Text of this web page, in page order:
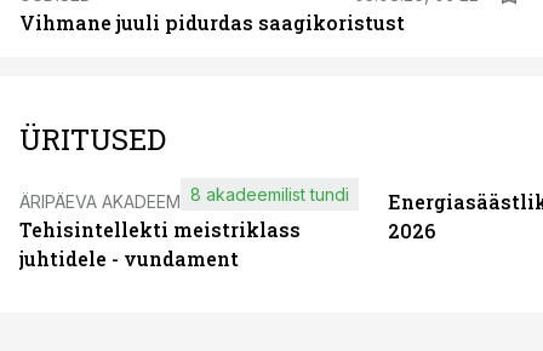
Vihmane juuli pidurdas saagikoristust
ÜRITUSED
ÄRIPÄEVA AKADEEMIA
Tehisintellekti meistriklass
juhtidele - vundament
8 akadeemilist tundi
2026